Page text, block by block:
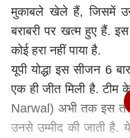
मुकाबले खेले हैं, जिसमें
बराबरी पर खत्म हुए हैं.
कोई हरा नहीं पाया है.
यूपी योद्धा इस सीजन 6
एक ही जीत मिली है. टीम
Narwal) अभी तक इस
उनसे उम्मीद की जाती